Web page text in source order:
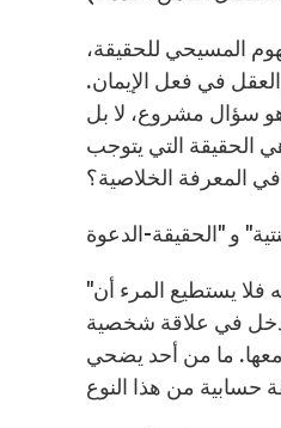
المسيحي للحقيقة،
في فعل الإيمان.
سؤال مشروع، لا بل
الحقيقة التي يتوجب
المعرفة الخلاصية؟
"الحقيقة الإسمنتية" هي حقيقة الـ 2 + 2 = 4. إنها حقيقة تشبه النور الساطع الذي يبهر العيون بوضوحه فلا يستطيع المرء أن
أدخل في علاقة شخصية
معها. ما من أحد يضحي